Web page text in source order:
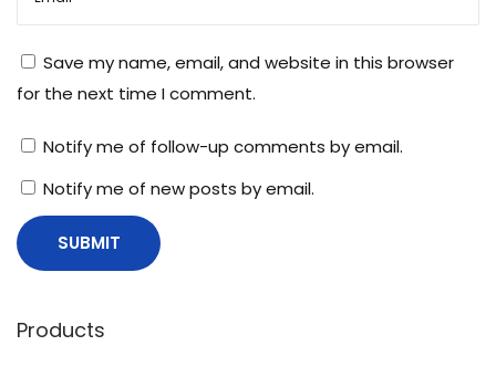
Save my name, email, and website in this browser
for the next time I comment.
Notify me of follow-up comments by email.
Notify me of new posts by email.
Products